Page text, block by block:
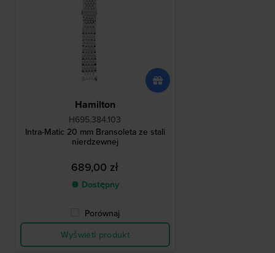
Hamilton
H695.384.103
Intra-Matic 20 mm Bransoleta ze stali
nierdzewnej
689,00 zł
● Dostępny
Porównaj
Wyświetl produkt